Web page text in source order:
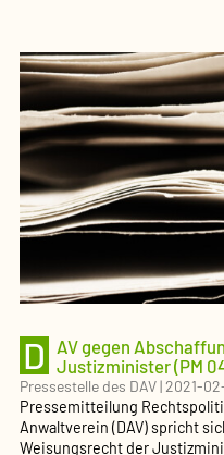
ger­
gebühr
sozial­
ge­
lichen
Verfahren
(PM
05/21
DAV)
D
AV gegen
Justiz­mi­nister (PM
Pressestelle des DAV|2021-
Pressemitteilung
Anwaltverein (DAV) spricht
Weisungsrecht der